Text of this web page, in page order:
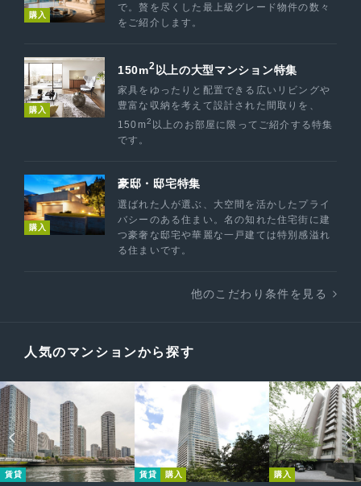
購入
で。贅を尽くした最上級グレード物件の数々
をご紹介します。
購入
150m2 以上の大型マンション特集
家具をゆったりと配置できる広いリビングや
豊富な収納を考えて設計された間取りを、
150m2 以上のお部屋に限ってご紹介する特集
です。
購入
豪邸・邸宅特集
選ばれた人が選ぶ、大空間を活かしたプライ
バシーのある住まい。名の知れた住宅街に建
つ豪奢な邸宅や華麗な一戸建ては特別感溢れ
る住まいです。
他のこだわり条件を見る
人気のマンションから探す
賃貸 賃貸 購入 購入